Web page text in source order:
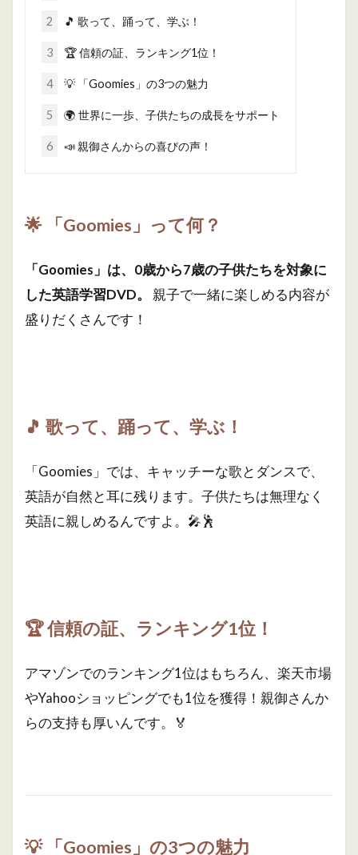
2 🎵 歌って、踊って、学ぶ！
3 🏆 信頼の証、ランキング1位！
4 💡 「Goomies」の3つの魅力
5 🌍 世界に一歩、子供たちの成長をサポート
6 📣 親御さんからの喜びの声！
🌟 「Goomies」って何？
「Goomies」は、0歳から7歳の子供たちを対象に
した英語学習DVD。
親子で一緒に楽しめる内容が
盛りだくさんです！
🎵 歌って、踊って、学ぶ！
「Goomies」では、キャッチーな歌とダンスで、
英語が自然と耳に残ります。子供たちは無理なく
英語に親しめるんですよ。🎤🕺
🏆信頼の証、ランキング1位！
アマゾンでのランキング1位はもちろん、楽天市場
やYahooショッピングでも1位を獲得！親御さんか
らの支持も厚いんです。🏅
💡 「Goomies」の3つの魅力